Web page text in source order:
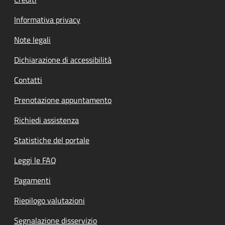
Informativa privacy
Note legali
Dichiarazione di accessibilità
Contatti
Prenotazione appuntamento
Richiedi assistenza
Statistiche del portale
Leggi le FAQ
Pagamenti
Riepilogo valutazioni
Segnalazione disservizio